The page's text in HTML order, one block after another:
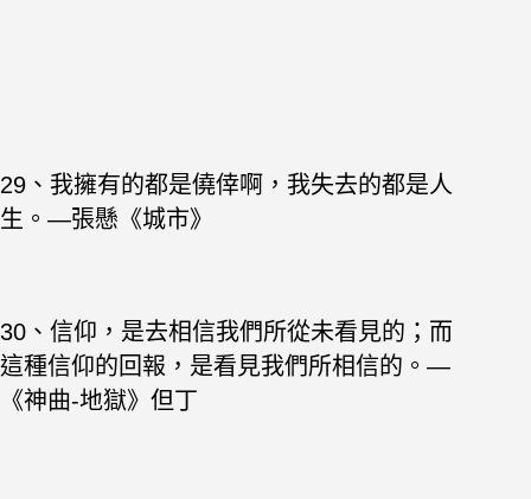
29、我擁有的都是僥倖啊，我失去的都是人
生。—張懸《城市》
30、信仰，是去相信我們所從未看見的；而
這種信仰的回報，是看見我們所相信的。—
《神曲-地獄》但丁